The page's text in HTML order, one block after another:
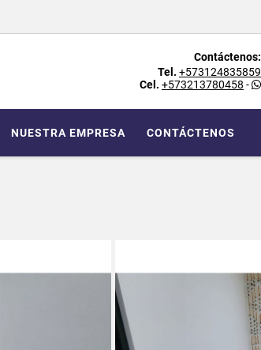
Contáctenos:
Tel. +573124835859
Cel. +573213780458 -
NUESTRA EMPRESA CONTÁCTENOS